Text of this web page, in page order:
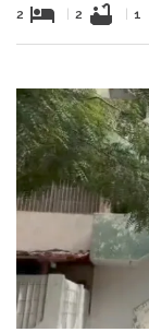
2 hotel 2 bathtub 1